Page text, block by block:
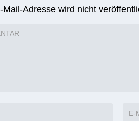
Mail-Adresse wird nicht